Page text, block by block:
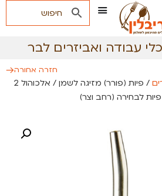
כלי עבודה ואביזרים לבר
/ פיות (פורר) מזיגה לשמן / אלכוהול 2
פיות לבחירה (רחב וצר)
חזרה אחורה